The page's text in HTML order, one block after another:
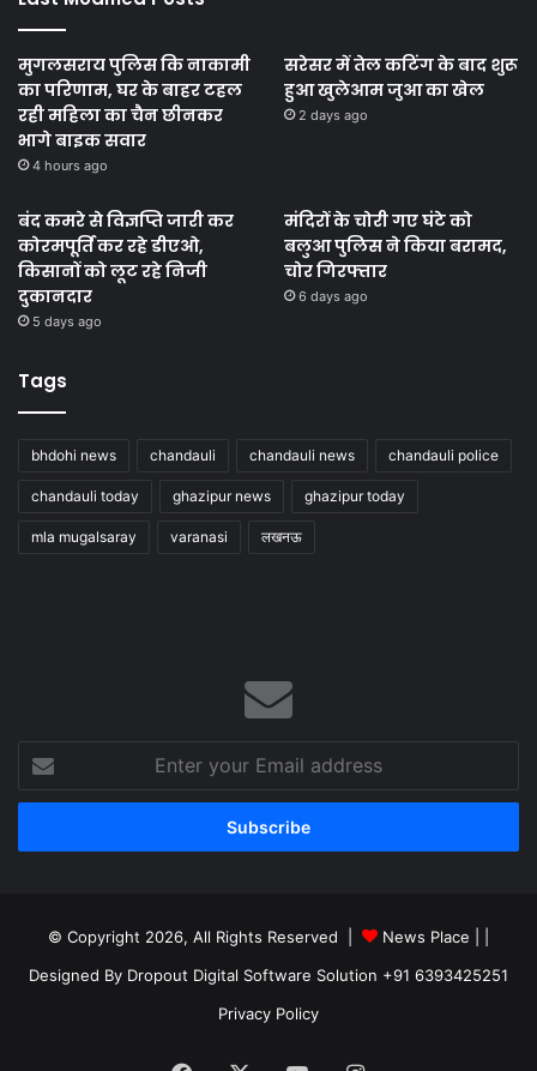
मुगलसराय पुलिस कि नाकामी
का परिणाम, घर के बाहर टहल
रही महिला का चैन छीनकर
भागे बाइक सवार
4 hours ago
सरेसर में तेल कटिंग के बाद शुरू
हुआ खुलेआम जुआ का खेल
2 days ago
बंद कमरे से विज्ञप्ति जारी कर
कोरमपूर्ति कर रहे डीएओ,
किसानों को लूट रहे निजी
दुकानदार
5 days ago
मंदिरों के चोरी गए घंटे को
बलुआ पुलिस ने किया बरामद,
चोर गिरफ्तार
6 days ago
Tags
bhdohi news chandauli chandauli news chandauli police
chandauli today ghazipur news ghazipur today
mla mugalsaray varanasi लखनऊ
your
Email
© Copyright 2026, All Rights Reserved | News Place |
Designed By Dropout Digital Software Solution +91 6393425251
Privacy Policy